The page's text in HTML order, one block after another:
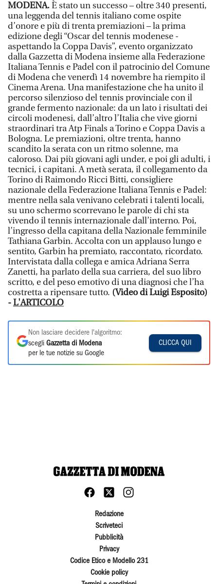
MODENA.È stato un successo – oltre 340 presenti,
una leggenda del tennis italiano come ospite
d’onore e più di trenta premiazioni – la prima
edizione degli “Oscar del tennis modenese -
aspettando la Coppa Davis”, evento organizzato
dalla Gazzetta di Modena insieme alla Federazione
Italiana Tennis e Padel con il patrocinio del Comune
di Modena che venerdì 14 novembre ha riempito il
Cinema Arena. Una manifestazione che ha unito il
percorso silenzioso del tennis provinciale con il
grande fermento nazionale: da un lato i risultati dei
circoli modenesi, dall’altro l’Italia che vive giorni
straordinari tra Atp Finals a Torino e Coppa Davis a
Bologna. Le premiazioni, oltre trenta, hanno
scandito la serata con un ritmo solenne, ma
caloroso. Dai più giovani agli under, e poi gli adulti, i
tecnici, i capitani. A metà serata, il collegamento da
Torino di Raimondo Ricci Bitti, consigliere
nazionale della Federazione Italiana Tennis e Padel:
mentre nella sala venivano celebrati i talenti locali,
su uno schermo scorrevano le parole di chi sta
vivendo il tennis internazionale dall’interno. Poi,
l’ingresso della capitana della Nazionale femminile
Tathiana Garbin. Accolta con un applauso lungo e
sentito, Garbin ha premiato, raccontato, ricordato.
Intervistata dalla collega e amica Adriana Serra
Zanetti, ha parlato della sua carriera, del suo libro
scritto, e del peso emotivo di una diagnosi che l’ha
costretta a ripensare tutto. (Video di Luigi Esposito)
-L'ARTICOLO
Non lasciare decidere l'algoritmo:
scegli Gazzetta di Modena
per le tue notizie su Google
CLICCA QUI
Redazione
Scriveteci
Pubblicità
Privacy
Codice Etico e Modello 231
Cookie policy